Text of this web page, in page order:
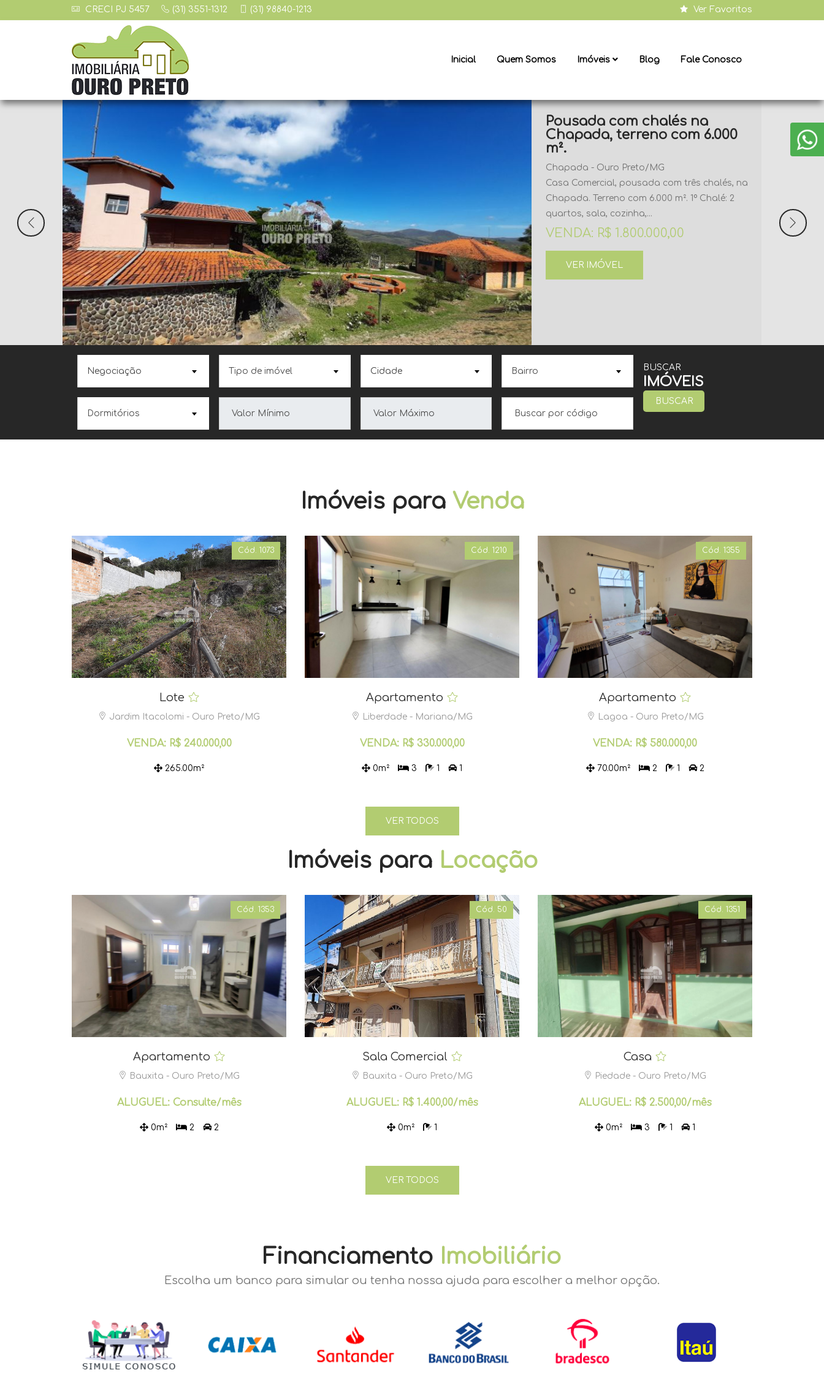
CRECI PJ 5457 (31) 3551-1312 (31) 98840-1213 Ver Favoritos
Inicial Quem Somos Imóveis Blog Fale Conosco
Pousada com chalés na
Chapada, terreno com 6.000
m².
Chapada - Ouro Preto/MG
Casa Comercial, pousada com três chalés, na
Chapada. Terreno com 6.000 m². 1º Chalé: 2
quartos, sala, cozinha,...
VENDA: R$ 1.800.000,00
VER IMÓVEL
Previous Next
Negociação Cidade BUSCAR
IMÓVEIS
BUSCAR
Imóveis para Venda
Cód. 1073
Lote
Jardim Itacolomi - Ouro Preto/MG
VENDA: R$ 240.000,00
265.00m²
Cód. 1210
Apartamento
Liberdade - Mariana/MG
VENDA: R$ 330.000,00
0m² 3 1 1
Cód. 1355
Apartamento
Lagoa - Ouro Preto/MG
VENDA: R$ 580.000,00
70.00m² 2 1 2
VER TODOS
Imóveis para Locação
Cód. 1353
Apartamento
Bauxita - Ouro Preto/MG
ALUGUEL: Consulte/mês
0m² 2 2
Cód. 50
Sala Comercial
Bauxita - Ouro Preto/MG
ALUGUEL: R$ 1.400,00/mês
0m² 1
Cód. 1351
Casa
Piedade - Ouro Preto/MG
ALUGUEL: R$ 2.500,00/mês
0m² 3 1 1
VER TODOS
Financiamento Imobiliário
Escolha um banco para simular ou tenha nossa ajuda para escolher a melhor opção.